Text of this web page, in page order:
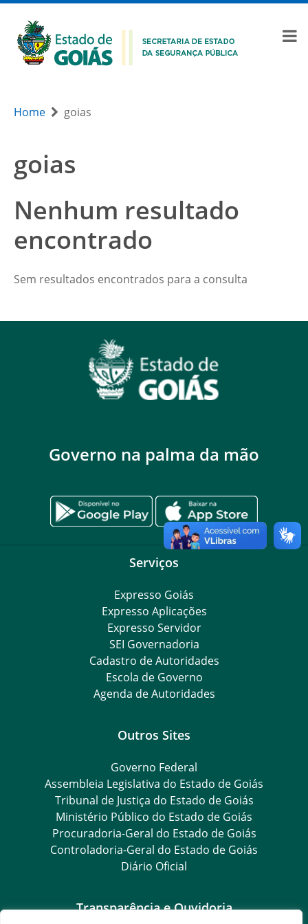
Home goias
goias
Nenhum resultado
encontrado
Sem resultados encontrados para a consulta
Governo na palma da mão
Serviços
Expresso Goiás
Expresso Aplicações
Expresso Servidor
SEI Governadoria
Cadastro de Autoridades
Escola de Governo
Agenda de Autoridades
Outros Sites
Governo Federal
Assembleia Legislativa do Estado de Goiás
Tribunal de Justiça do Estado de Goiás
Ministério Público do Estado de Goiás
Procuradoria-Geral do Estado de Goiás
Controladoria-Geral do Estado de Goiás
Diário Oficial
Transparência e Ouvidoria